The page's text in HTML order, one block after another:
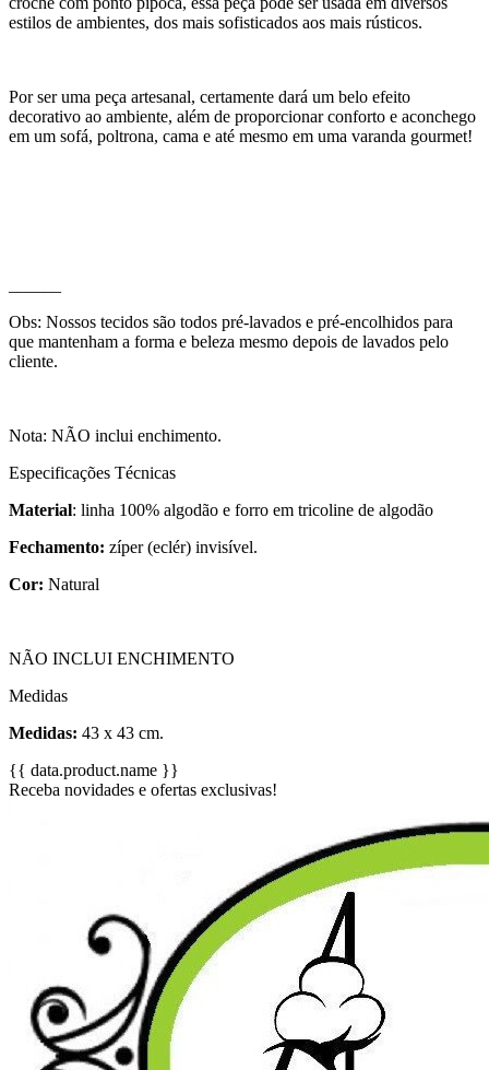
estilos de ambientes, dos mais sofisticados aos mais rústicos.
Por ser uma peça artesanal, certamente dará um belo efeito
decorativo ao ambiente, além de proporcionar conforto e aconchego
em um sofá, poltrona, cama e até mesmo em uma varanda gourmet!
Obs: Nossos tecidos são todos pré-lavados e pré-encolhidos para
que mantenham a forma e beleza mesmo depois de lavados pelo
cliente.
Nota: NÃO inclui enchimento.
Especificações Técnicas
Material: linha 100% algodão e forro em tricoline de algodão
Fechamento: zíper (eclér) invisível.
Cor: Natural
NÃO INCLUI ENCHIMENTO
Medidas
Medidas: 43 x 43 cm.
{{ data.product.name }}
Receba novidades e ofertas exclusivas!